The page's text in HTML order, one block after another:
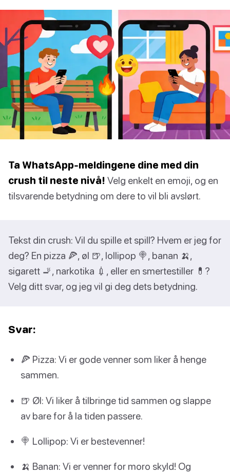
Ta WhatsApp-meldingene dine med din
crush til neste nivå! Velg enkelt en emoji, og en
tilsvarende betydning om dere to vil bli avslørt.
Tekst din crush: Vil du spille et spill? Hvem er jeg for
deg? En pizza 🍕, øl 🍺, lollipop 🍭, banan 🍌,
sigarett 🚬, narkotika 💉, eller en smertestiller 💊?
Velg ditt svar, og jeg vil gi deg dets betydning.
Svar:
🍕 Pizza: Vi er gode venner som liker å henge
sammen.
🍺 Øl: Vi liker å tilbringe tid sammen og slappe
av bare for å la tiden passere.
🍭 Lollipop: Vi er bestevenner!
🍌 Banan: Vi er venner for moro skyld! Og